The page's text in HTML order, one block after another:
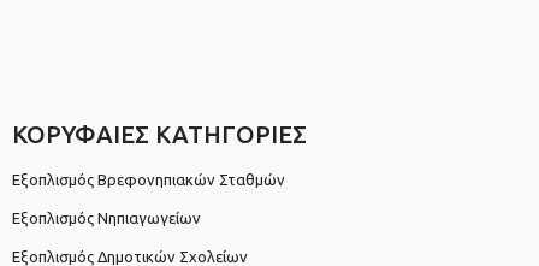
ΚΟΡΥΦΑΙΕΣ ΚΑΤΗΓΟΡΙΕΣ
Εξοπλισμός Βρεφονηπιακών Σταθμών
Εξοπλισμός Νηπιαγωγείων
Εξοπλισμός Δημοτικών Σχολείων